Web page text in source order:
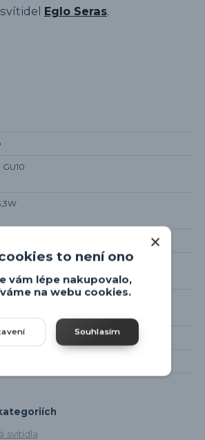
Eglo Seras.
GU10
240V
svítidla
to není ono
vám lépe nakupovalo,
na webu cookies.
Souhlasím